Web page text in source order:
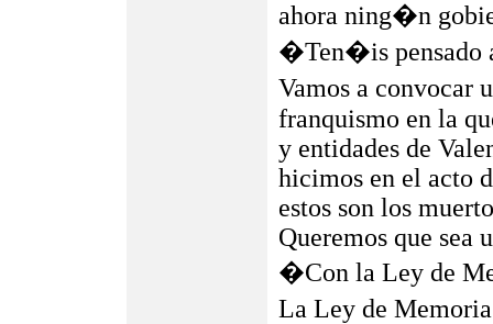
ahora ning�n
�Ten�is pensado
Vamos a convocar
franquismo en la
y entidades de
hicimos en el acto
estos son los
Queremos que sea
�Con la Ley de
La Ley de